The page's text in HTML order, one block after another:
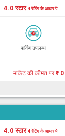
4.0 स्टार4 रेटिंग के आधार पे
पार्किंग उपलब्ध
मार्केट की कीमत पर₹ 0
4.0 स्टार4 रेटिंग के आधार पे